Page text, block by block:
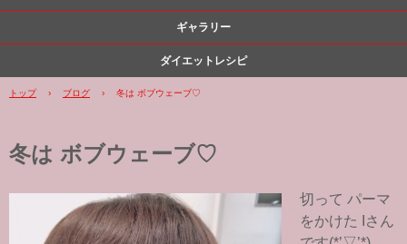
ギャラリー
ダイエットレシピ
トップ › ブログ › 冬は ボブウェーブ♡
冬は ボブウェーブ♡
切って パーマ
をかけた Iさん